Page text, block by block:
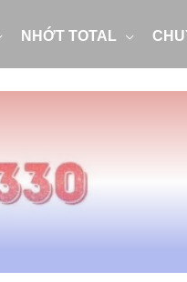
NHỚT TOTAL